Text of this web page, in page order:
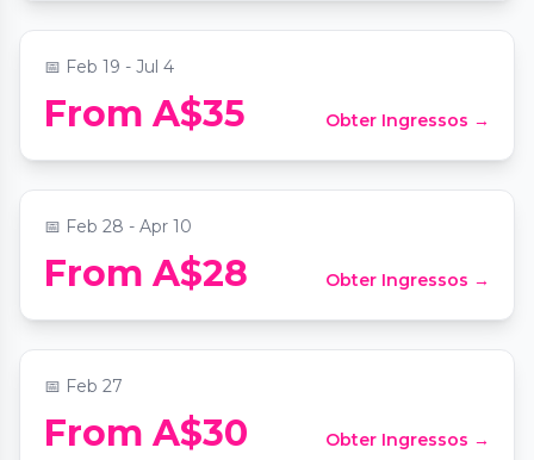
📅 Feb 19 - Jul 4
From A$35 Obter Ingressos →
Candlelight: Tribute to Taylor Swift
📍Collingwood Town Hall
📅 Feb 28 - Apr 10
From A$28 Obter Ingressos →
Candlelight: Tribute to Arijit Singh
📍Collingwood Town Hall
📅 Feb 27
From A$30 Obter Ingressos →
Candlelight: Tribute to Queen vs. ABBA